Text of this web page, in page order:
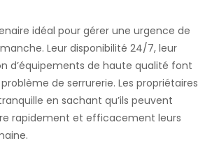
idéal pour gérer une urgence de
Leur disponibilité 24/7, leur
d’équipements de haute qualité font
de serrurerie. Les propriétaires
en sachant qu’ils peuvent
rapidement et efficacement leurs